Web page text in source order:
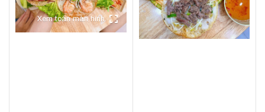
Xem toàn màn hình